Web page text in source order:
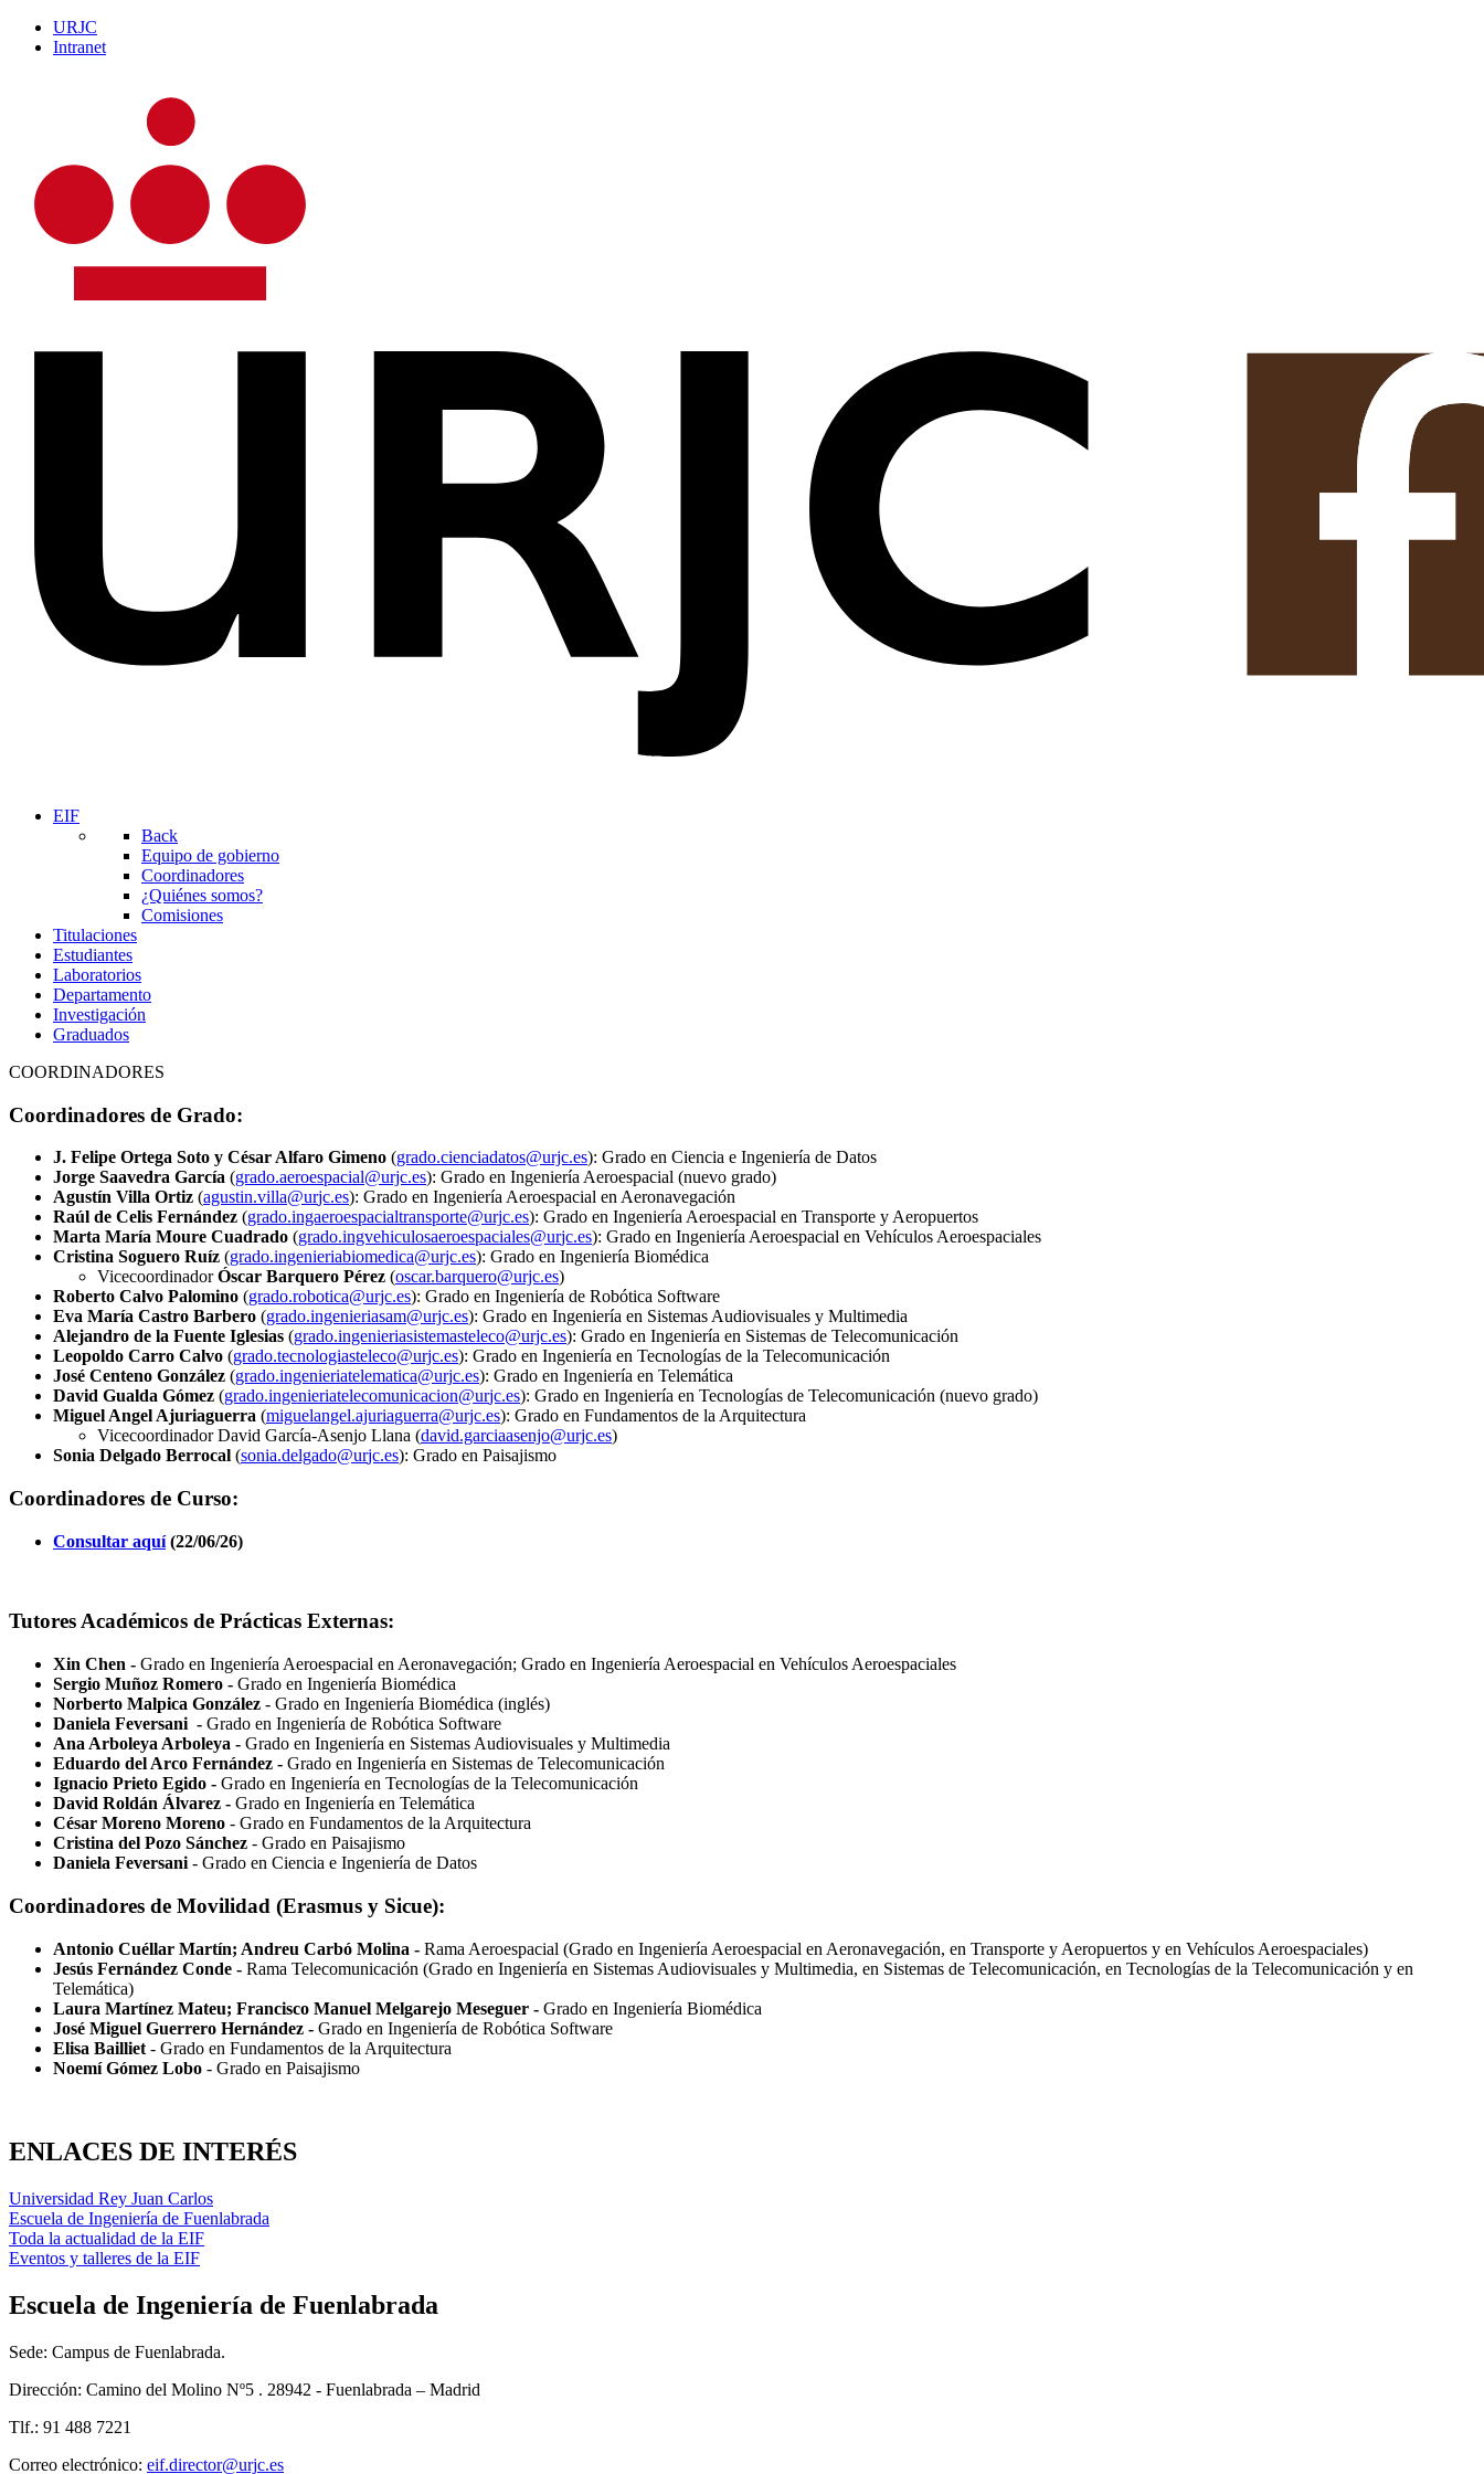
URJC
Intranet
EIF
Back
Equipo de gobierno
Coordinadores
¿Quiénes somos?
Comisiones
Titulaciones
Estudiantes
Laboratorios
Departamento
Investigación
Graduados
COORDINADORES
Coordinadores de Grado:
J. Felipe Ortega Soto y César Alfaro Gimeno (
): Grado en Ciencia e Ingeniería de Datos
Jorge Saavedra García (
): Grado en Ingeniería Aeroespacial (nuevo grado)
Agustín Villa Ortiz (
): Grado en Ingeniería Aeroespacial en Aeronavegación
Raúl de Celis Fernández (
): Grado en Ingeniería Aeroespacial en Transporte y Aeropuertos
Marta María Moure Cuadrado (
): Grado en Ingeniería Aeroespacial en Vehículos Aeroespaciales
Cristina Soguero Ruíz (
): Grado en Ingeniería Biomédica
VicecoordinadorÓscar Barquero Pérez (
)
Roberto Calvo Palomino (
): Grado en Ingeniería de Robótica Software
Eva María Castro Barbero (
): Grado en Ingeniería en Sistemas Audiovisuales y Multimedia
Alejandro de la Fuente Iglesias (
): Grado en Ingeniería en Sistemas de Telecomunicación
Leopoldo Carro Calvo (
): Grado en Ingeniería en Tecnologías de la Telecomunicación
José Centeno González (
): Grado en Ingeniería en Telemática
David Gualda Gómez (
): Grado en Ingeniería en Tecnologías de Telecomunicación (nuevo grado)
Miguel Angel Ajuriaguerra (
): Grado en Fundamentos de la Arquitectura
Vicecoordinador David García-Asenjo Llana (
)
Sonia Delgado Berrocal ( ): Grado en Paisajismo
Coordinadores de Curso:
Consultar aquí(22/06/26)
Tutores Académicos de Prácticas Externas:
Xin Chen - Grado en Ingeniería Aeroespacial en Aeronavegación; Grado en Ingeniería Aeroespacial en Vehículos Aeroespaciales
Sergio Muñoz Romero - Grado en Ingeniería Biomédica
Norberto Malpica González - Grado en Ingeniería Biomédica (inglés)
Daniela Feversani - Grado en Ingeniería de Robótica Software
Ana Arboleya Arboleya - Grado en Ingeniería en Sistemas Audiovisuales y Multimedia
Eduardo del Arco Fernández - Grado en Ingeniería en Sistemas de Telecomunicación
Ignacio Prieto Egido - Grado en Ingeniería en Tecnologías de la Telecomunicación
David Roldán Álvarez - Grado en Ingeniería en Telemática
César Moreno Moreno - Grado en Fundamentos de la Arquitectura
Cristina del Pozo Sánchez - Grado en Paisajismo
Daniela Feversani - Grado en Ciencia e Ingeniería de Datos
Coordinadores de Movilidad (Erasmus y Sicue):
Antonio Cuéllar Martín; Andreu Carbó Molina - Rama Aeroespacial (Grado en Ingeniería Aeroespacial en Aeronavegación, en Transporte y Aeropuertos y en Vehículos Aeroespaciales)
Jesús Fernández Conde - Rama Telecomunicación (Grado en Ingeniería en Sistemas Audiovisuales y Multimedia, en Sistemas de Telecomunicación, en Tecnologías de la Telecomunicación y en
Telemática)
Laura Martínez Mateu; Francisco Manuel Melgarejo Meseguer - Grado en Ingeniería Biomédica
José Miguel Guerrero Hernández - Grado en Ingeniería de Robótica Software
Elisa Bailliet - Grado en Fundamentos de la Arquitectura
Noemí Gómez Lobo - Grado en Paisajismo
ENLACES DE INTERÉS
Universidad Rey Juan Carlos
Escuela de Ingeniería de Fuenlabrada
Toda la actualidad de la EIF
Eventos y talleres de la EIF
Escuela de Ingeniería de Fuenlabrada
Sede: Campus de Fuenlabrada.
Dirección: Camino del Molino Nº5 . 28942 - Fuenlabrada – Madrid
Tlf.: 91 488 7221
Correo electrónico: